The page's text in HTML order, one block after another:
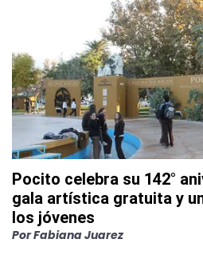
Pocito celebra su 142°
gala artística gratuita y
los jóvenes
PorFabiana Juarez